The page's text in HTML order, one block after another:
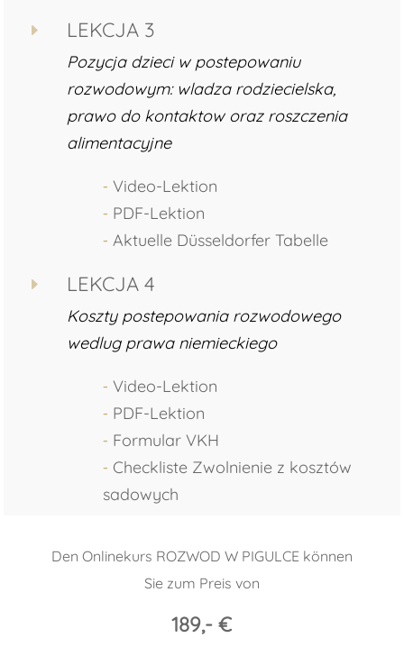
E LEKCJA 3
Pozycja dzieci w postepowaniu
rozwodowym: wladza rodziecielska,
prawo do kontaktow oraz roszczenia
alimentacyjne
⁃ Video-Lektion
⁃ PDF-Lektion
⁃ Aktuelle Düsseldorfer Tabelle
E LEKCJA 4
Koszty postepowania rozwodowego
wedlug prawa niemieckiego
⁃ Video-Lektion
⁃ PDF-Lektion
⁃ Formular VKH
⁃ Checkliste Zwolnienie z kosztów
sadowych
Den Onlinekurs ROZWOD W PIGULCE können
Sie zum Preis von
189,- €